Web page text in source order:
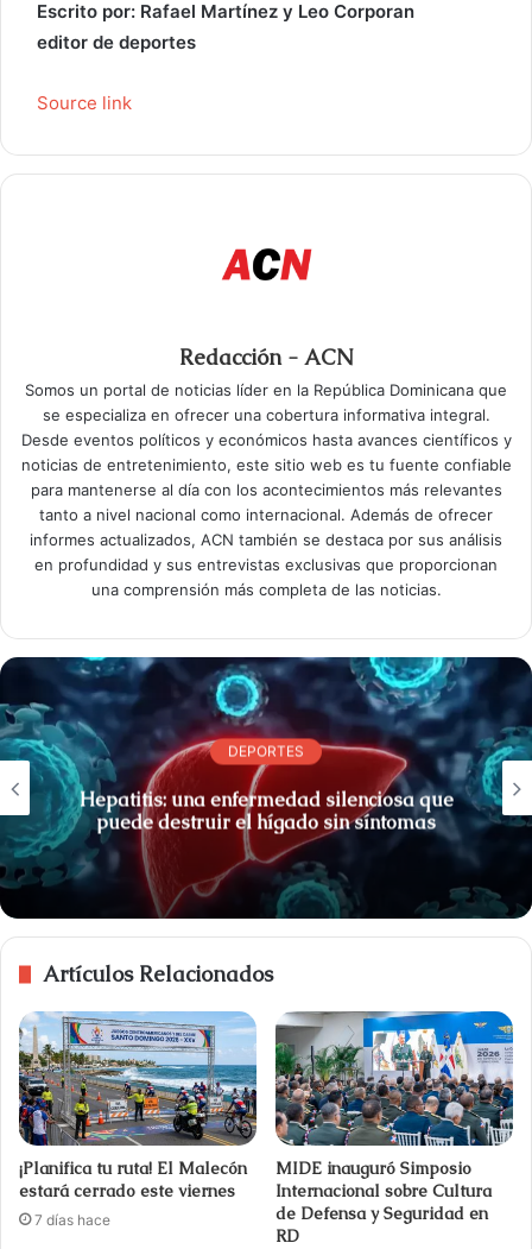
Escrito por: Rafael Martínez y Leo Corporan
editor de deportes
Source link
Redacción - ACN
Somos un portal de noticias líder en la República Dominicana que
se especializa en ofrecer una cobertura informativa integral.
Desde eventos políticos y económicos hasta avances científicos y
noticias de entretenimiento, este sitio web es tu fuente confiable
para mantenerse al día con los acontecimientos más relevantes
tanto a nivel nacional como internacional. Además de ofrecer
informes actualizados, ACN también se destaca por sus análisis
en profundidad y sus entrevistas exclusivas que proporcionan
una comprensión más completa de las noticias.
DEPORTES
Hepatitis: una enfermedad silenciosa que
puede destruir el hígado sin síntomas
Artículos Relacionados
¡Planifica tu ruta! El Malecón
estará cerrado este viernes
7 días hace
MIDE inauguró Simposio
Internacional sobre Cultura
de Defensa y Seguridad en
RD